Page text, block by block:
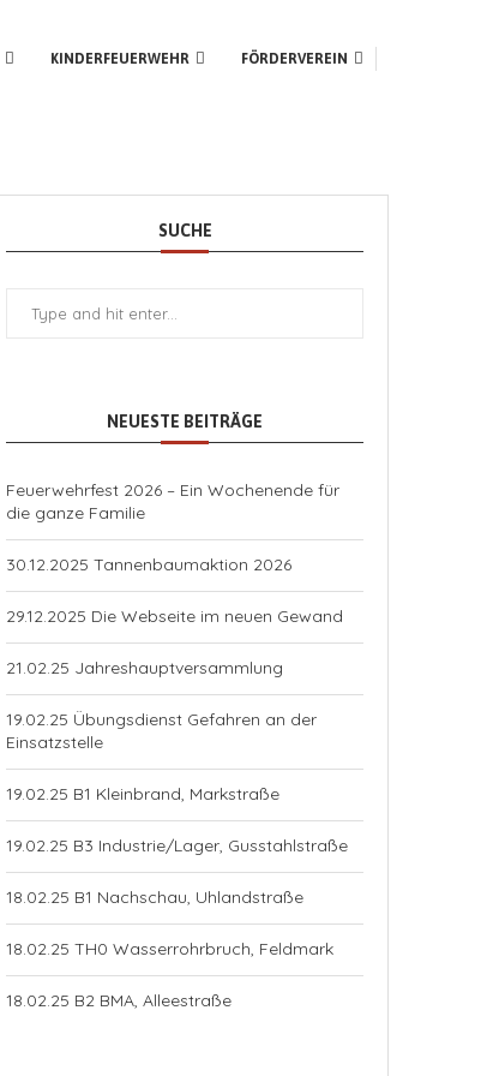
KINDERFEUERWEHR FÖRDERVEREIN
SUCHE
NEUESTE BEITRÄGE
Feuerwehrfest 2026 – Ein Wochenende für
die ganze Familie
30.12.2025 Tannenbaumaktion 2026
29.12.2025 Die Webseite im neuen Gewand
21.02.25 Jahreshauptversammlung
19.02.25 Übungsdienst Gefahren an der
Einsatzstelle
19.02.25 B1 Kleinbrand, Markstraße
19.02.25 B3 Industrie/Lager, Gusstahlstraße
18.02.25 B1 Nachschau, Uhlandstraße
18.02.25 TH0 Wasserrohrbruch, Feldmark
18.02.25 B2 BMA, Alleestraße